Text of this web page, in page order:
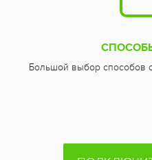
Большой выбор способов